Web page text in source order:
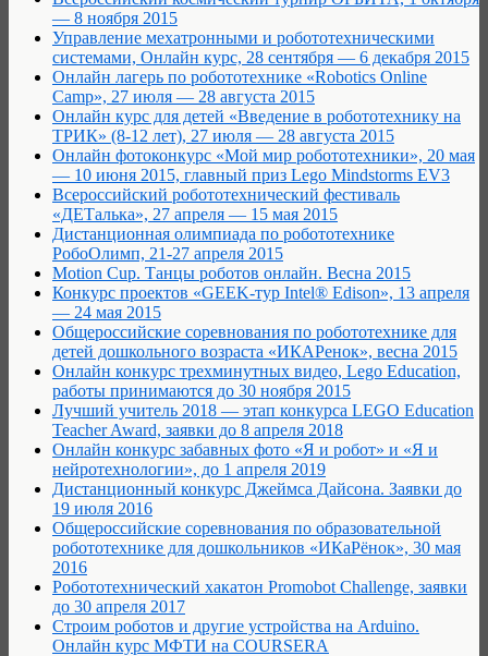
— 8 ноября 2015
Управление мехатронными и робототехническими
системами, Онлайн курс, 28 сентября — 6 декабря 2015
Онлайн лагерь по робототехнике «Robotics Online
Camp», 27 июля — 28 августа 2015
Онлайн курс для детей «Введение в робототехнику на
ТРИК» (8-12 лет), 27 июля — 28 августа 2015
Онлайн фотоконкурс «Мой мир робототехники», 20 мая
— 10 июня 2015, главный приз Lego Mindstorms EV3
Всероссийский робототехнический фестиваль
«ДЕТалька», 27 апреля — 15 мая 2015
Дистанционная олимпиада по робототехнике
РобоОлимп, 21-27 апреля 2015
Motion Cup. Танцы роботов онлайн. Весна 2015
Конкурс проектов «GEEK-тур Intel® Edison», 13 апреля
— 24 мая 2015
Общероссийские соревнования по робототехнике для
детей дошкольного возраста «ИКАРенок», весна 2015
Онлайн конкурс трехминутных видео, Lego Education,
работы принимаются до 30 ноября 2015
Лучший учитель 2018 — этап конкурса LEGO Education
Teacher Award, заявки до 8 апреля 2018
Онлайн конкурс забавных фото «Я и робот» и «Я и
нейротехнологии», до 1 апреля 2019
Дистанционный конкурс Джеймса Дайсона. Заявки до
19 июля 2016
Общероссийские соревнования по образовательной
робототехнике для дошкольников «ИКаРёнок», 30 мая
2016
Робототехнический хакатон Promobot Сhallenge, заявки
до 30 апреля 2017
Строим роботов и другие устройства на Arduino.
Онлайн курс МФТИ на COURSERA